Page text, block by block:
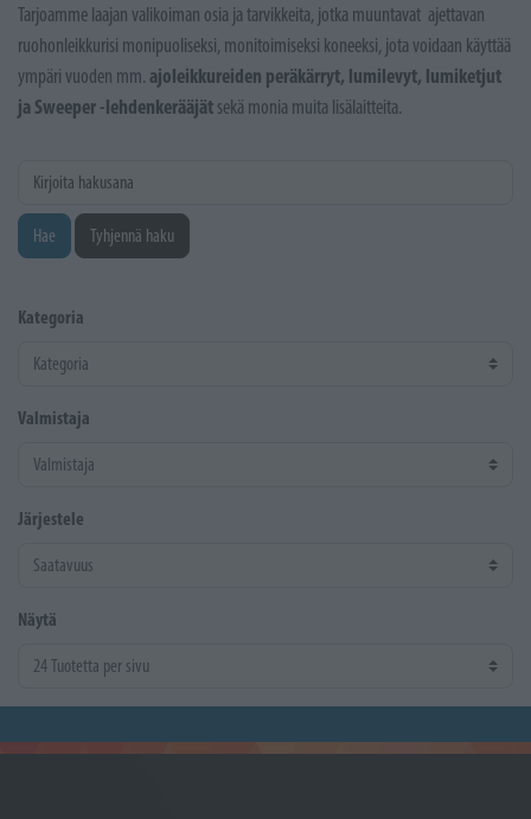
Tarjoamme laajan valikoiman osia ja tarvikkeita, jotka muuntavat ajettavan
ruohonleikkurisi monipuoliseksi, monitoimiseksi koneeksi, jota voidaan käyttää
ympäri vuoden mm. ajoleikkureiden peräkärryt, lumilevyt, lumiketjut
ja Sweeper -lehdenkerääjät sekä monia muita lisälaitteita.
Kirjoita hakusana
Hae Tyhjennä haku
Kategoria
Valmistaja
Järjestele
Näytä